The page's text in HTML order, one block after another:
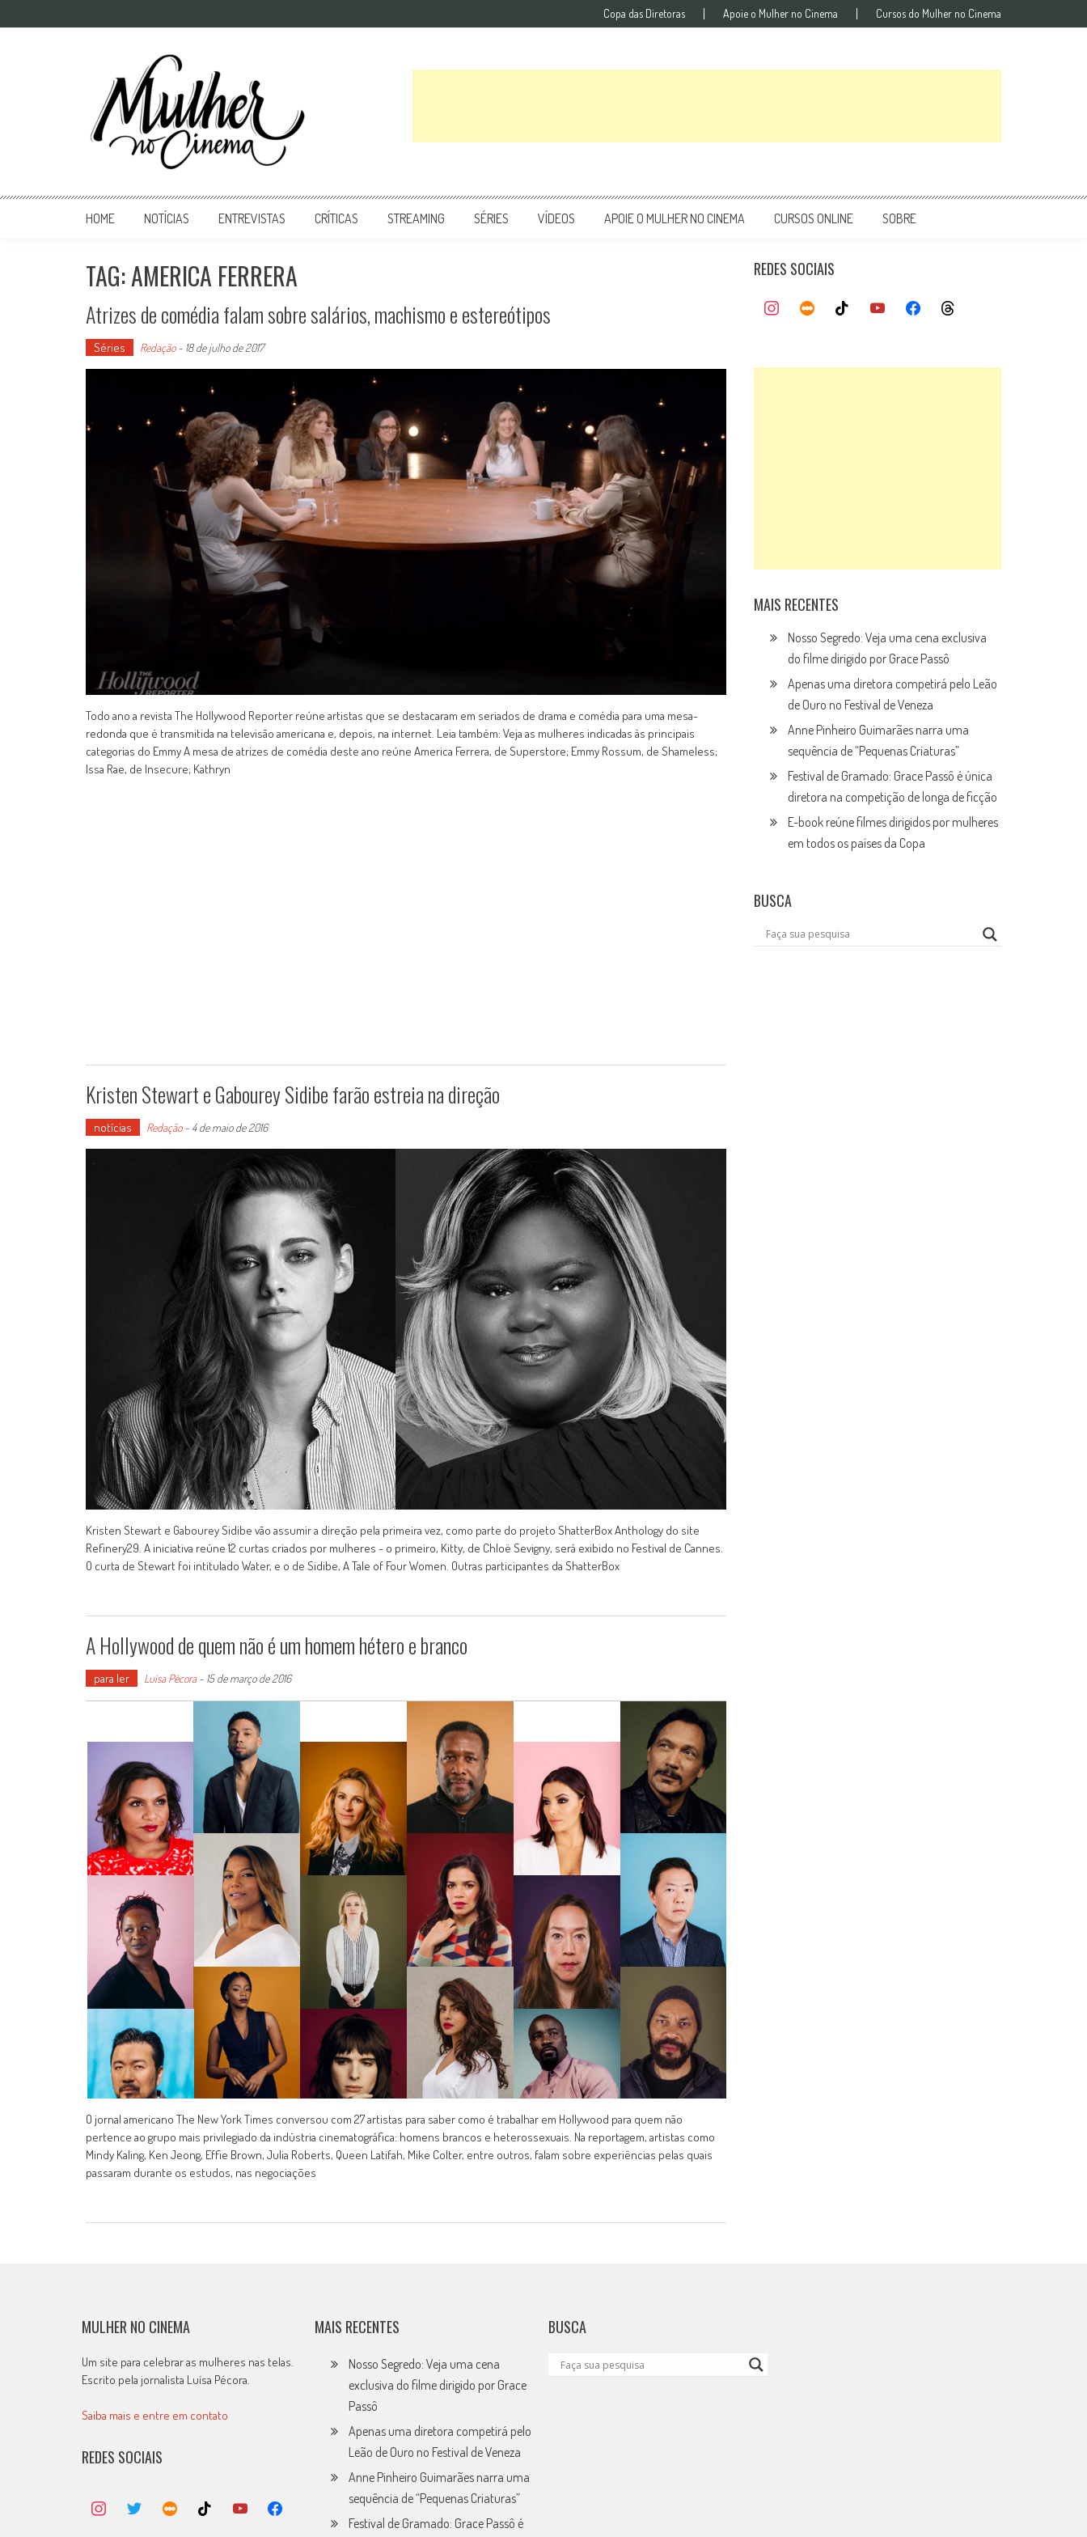
Copa das Diretoras Apoie o Mulher no Cinema Cursos do Mulher no Cinema
Mulher no Cinema
HOME NOTÍCIAS ENTREVISTAS CRÍTICAS STREAMING SÉRIES VÍDEOS APOIE O MULHER NO CINEMA CURSOS ONLINE SOBRE
TAG: AMERICA FERRERA
Atrizes de comédia falam sobre salários, machismo e estereótipos
Séries Redação- 18 de julho de 2017
Todo ano a revista The Hollywood Reporter reúne artistas que se destacaram em seriados de drama e comédia para uma mesa-
redonda que é transmitida na televisão americana e, depois, na internet. Leia também: Veja as mulheres indicadas às principais
categorias do Emmy A mesa de atrizes de comédia deste ano reúne America Ferrera, de Superstore; Emmy Rossum, de Shameless;
Issa Rae, de Insecure; Kathryn
Kristen Stewart e Gabourey Sidibe farão estreia na direção
notícias Redação- 4 de maio de 2016
Kristen Stewart e Gabourey Sidibe vão assumir a direção pela primeira vez, como parte do projeto ShatterBox Anthology do site
Refinery29. A iniciativa reúne 12 curtas criados por mulheres - o primeiro, Kitty, de Chloë Sevigny, será exibido no Festival de Cannes.
O curta de Stewart foi intitulado Water, e o de Sidibe, A Tale of Four Women. Outras participantes da ShatterBox
A Hollywood de quem não é um homem hétero e branco
para ler Luísa Pécora- 15 de março de 2016
O jornal americano The New York Times conversou com 27 artistas para saber como é trabalhar em Hollywood para quem não
pertence ao grupo mais privilegiado da indústria cinematográfica: homens brancos e heterossexuais. Na reportagem, artistas como
Mindy Kaling, Ken Jeong, Effie Brown, Julia Roberts, Queen Latifah, Mike Colter, entre outros, falam sobre experiências pelas quais
passaram durante os estudos, nas negociações
REDES SOCIAIS
MAIS RECENTES
Nosso Segredo: Veja uma cena exclusiva
do filme dirigido por Grace Passô
Apenas uma diretora competirá pelo Leão
de Ouro no Festival de Veneza
Anne Pinheiro Guimarães narra uma
sequência de “Pequenas Criaturas”
Festival de Gramado: Grace Passô é única
diretora na competição de longa de ficção
E-book reúne filmes dirigidos por mulheres
em todos os países da Copa
BUSCA
MULHER NO CINEMA
Um site para celebrar as mulheres nas telas.
Escrito pela jornalista Luísa Pécora.
Saiba mais e entre em contato
REDES SOCIAIS
MAIS RECENTES
Nosso Segredo: Veja uma cena
exclusiva do filme dirigido por Grace
Passô
Apenas uma diretora competirá pelo
Leão de Ouro no Festival de Veneza
Anne Pinheiro Guimarães narra uma
sequência de “Pequenas Criaturas”
Festival de Gramado: Grace Passô é
BUSCA